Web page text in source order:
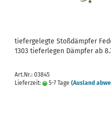
tiefergelegte Stoßdämpfer
1303 tieferlegen Dämpfer ab
Art.Nr.: 03845
Lieferzeit:
5-7 Tage (Ausland